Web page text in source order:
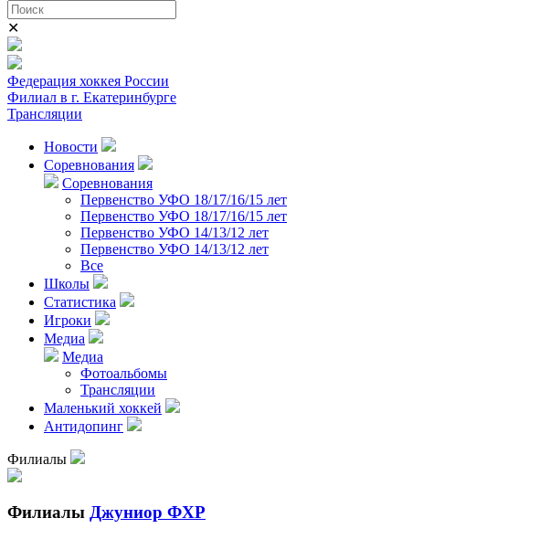
✕
Федерация хоккея России
Филиал в г. Екатеринбурге
Трансляции
Новости
Соревнования
Соревнования
Первенство УФО 18/17/16/15 лет
Первенство УФО 18/17/16/15 лет
Первенство УФО 14/13/12 лет
Первенство УФО 14/13/12 лет
Все
Школы
Статистика
Игроки
Медиа
Медиа
Фотоальбомы
Трансляции
Маленький хоккей
Антидопинг
Филиалы
Филиалы Джуниор ФХР